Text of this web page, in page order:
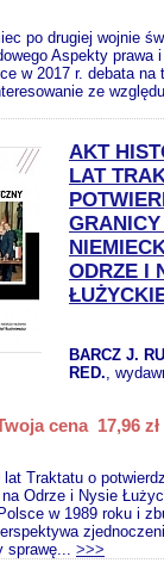
po drugiej wojnie
Aspekty prawa
w 2017 r. debata na
ze
AKT
LAT
ODRZE I
BARCZ J.
RED.,
cena 17,96 zł
Traktatu o
Odrze i Nysie
w 1989 roku i
sprawę... >>>